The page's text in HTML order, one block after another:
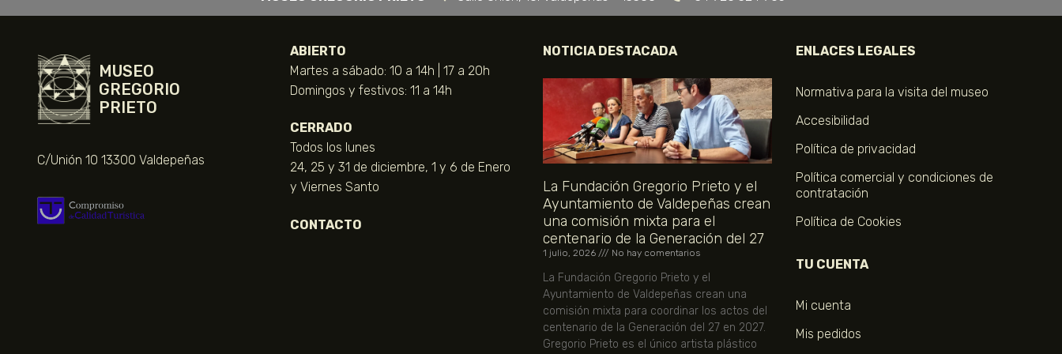
MUSEO
GREGORIO
PRIETO
C/Unión 10 13300 Valdepeñas
ABIERTO
Martes a sábado: 10 a 14h | 17 a 20h
Domingos y festivos: 11 a 14h
CERRADO
Todos los lunes
24, 25 y 31 de diciembre, 1 y 6 de Enero
y Viernes Santo
CONTACTO
NOTICIA DESTACADA
La Fundación Gregorio Prieto y el
Ayuntamiento de Valdepeñas crean
una comisión mixta para el
centenario de la Generación del 27
1 julio, 2026 No hay comentarios
La Fundación Gregorio Prieto y el
Ayuntamiento de Valdepeñas crean una
comisión mixta para coordinar los actos del
centenario de la Generación del 27 en 2027.
Gregorio Prieto es el único artista plástico
ENLACES LEGALES
Normativa para la visita del museo
Accesibilidad
Política de privacidad
Política comercial y condiciones de
contratación
Política de Cookies
TU CUENTA
Mi cuenta
Mis pedidos